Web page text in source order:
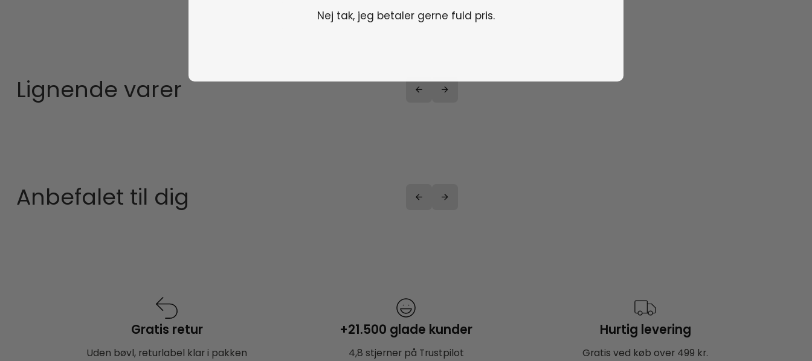
Lignende varer
Anbefalet til dig
Gratis retur
Uden bøvl, returlabel klar i pakken
+21.500 glade kunder
4,8 stjerner på Trustpilot
Hurtig levering
Gratis ved køb over 499 kr.
Nej tak, jeg betaler gerne fuld pris.